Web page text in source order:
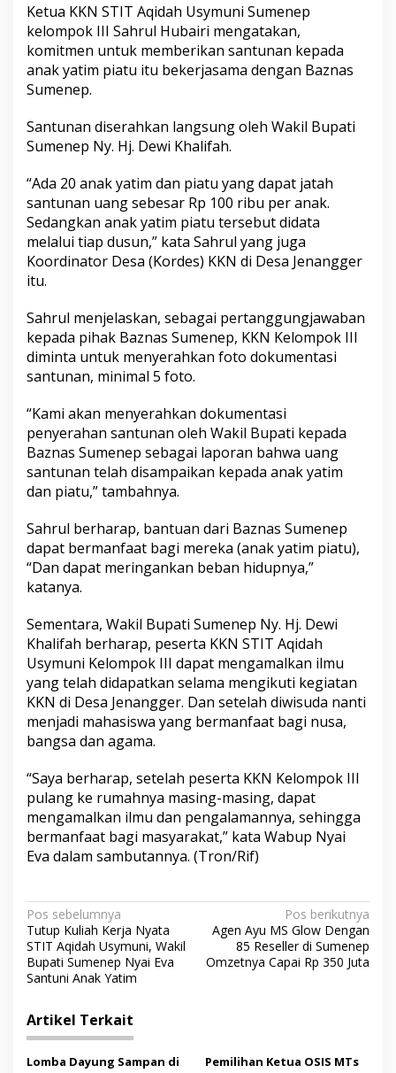
m
P
i
a
Ketua KKN STIT Aqidah Usymuni Sumenep
kelompok III Sahrul Hubairi mengatakan,
komitmen untuk memberikan santunan kepada
anak yatim piatu itu bekerjasama dengan Baznas
Sumenep.
Santunan diserahkan langsung oleh Wakil Bupati
Sumenep Ny. Hj. Dewi Khalifah.
“Ada 20 anak yatim dan piatu yang dapat jatah
santunan uang sebesar Rp 100 ribu per anak.
Sedangkan anak yatim piatu tersebut didata
melalui tiap dusun,” kata Sahrul yang juga
Koordinator Desa (Kordes) KKN di Desa Jenangger
itu.
Sahrul menjelaskan, sebagai pertanggungjawaban
kepada pihak Baznas Sumenep, KKN Kelompok III
diminta untuk menyerahkan foto dokumentasi
santunan, minimal 5 foto.
“Kami akan menyerahkan dokumentasi
penyerahan santunan oleh Wakil Bupati kepada
Baznas Sumenep sebagai laporan bahwa uang
santunan telah disampaikan kepada anak yatim
dan piatu,” tambahnya.
Sahrul berharap, bantuan dari Baznas Sumenep
dapat bermanfaat bagi mereka (anak yatim piatu),
“Dan dapat meringankan beban hidupnya,”
katanya.
Sementara, Wakil Bupati Sumenep Ny. Hj. Dewi
Khalifah berharap, peserta KKN STIT Aqidah
Usymuni Kelompok III dapat mengamalkan ilmu
yang telah didapatkan selama mengikuti kegiatan
KKN di Desa Jenangger. Dan setelah diwisuda nanti
menjadi mahasiswa yang bermanfaat bagi nusa,
bangsa dan agama.
“Saya berharap, setelah peserta KKN Kelompok III
pulang ke rumahnya masing-masing, dapat
mengamalkan ilmu dan pengalamannya, sehingga
bermanfaat bagi masyarakat,” kata Wabup Nyai
Eva dalam sambutannya. (Tron/Rif)
N
a
v
i
g
a
Pos sebelumnya
Tutup Kuliah Kerja Nyata
STIT Aqidah Usymuni, Wakil
Bupati Sumenep Nyai Eva
Santuni Anak Yatim
Pos berikutnya
Agen Ayu MS Glow Dengan
85 Reseller di Sumenep
Omzetnya Capai Rp 350 Juta
Artikel Terkait
Lomba Dayung Sampan di
Pemilihan Ketua OSIS MTs